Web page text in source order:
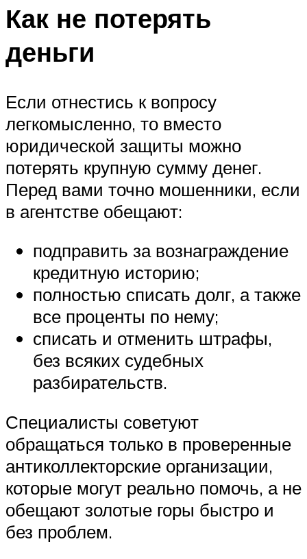
Как не потерять
деньги
Если отнестись к вопросу
легкомысленно, то вместо
юридической защиты можно
потерять крупную сумму денег.
Перед вами точно мошенники, если
в агентстве обещают:
подправить за вознаграждение
кредитную историю;
полностью списать долг, а также
все проценты по нему;
списать и отменить штрафы,
без всяких судебных
разбирательств.
Специалисты советуют
обращаться только в проверенные
антиколлекторские организации,
которые могут реально помочь, а не
обещают золотые горы быстро и
без проблем.